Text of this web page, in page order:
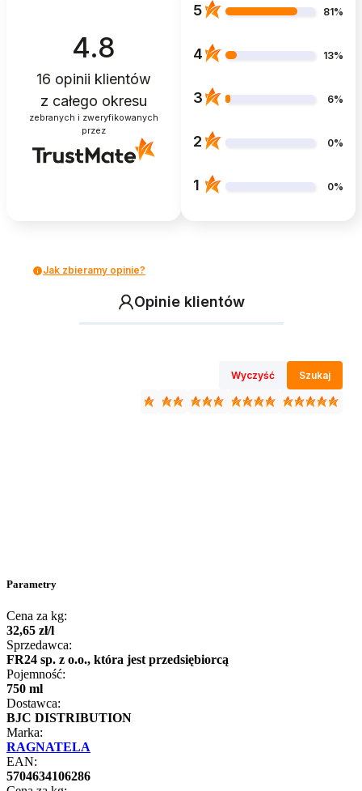
4.8
16 opinii klientów
z całego okresu
zebranych i zweryfikowanych
przez
5 81%
4 13%
3 6%
2 0%
1 0%
Jak zbieramy opinie?
Opinie klientów
Wyczyść Szukaj
Parametry
Cena za kg:
32,65 zł/l
Sprzedawca:
FR24 sp. z o.o., która jest przedsiębiorcą
Pojemność:
750 ml
Dostawca:
BJC DISTRIBUTION
Marka:
RAGNATELA
EAN:
5704634106286